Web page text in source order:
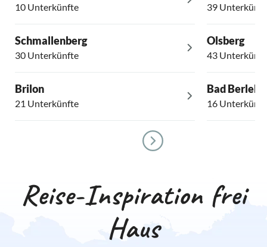
10 Unterkünfte
Schmallenberg
30 Unterkünfte
Brilon
21 Unterkünfte
39
Olsberg
43
Bad
16
Reise-Inspiration frei
Haus